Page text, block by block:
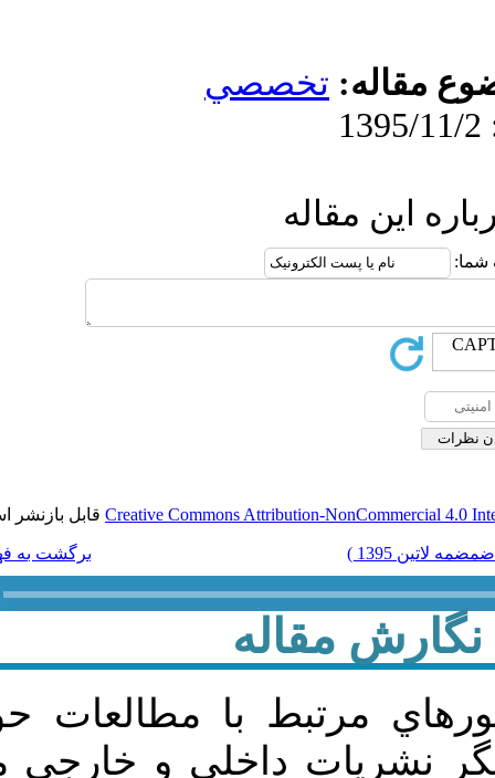
Creative Commonsقابل بازنشر است.
برگشت به فهرست نسخه ها
با مطالعات حوزه مديريت
و خارجی منتشر نشده